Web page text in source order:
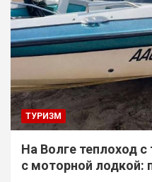
ТУРИЗМ
На Волге теплоход
с моторной лодкой: